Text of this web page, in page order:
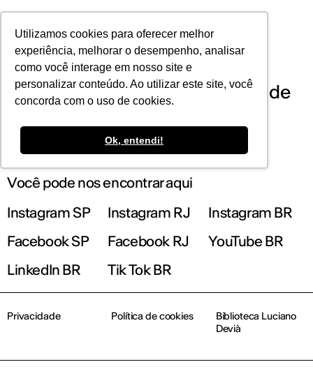
Utilizamos cookies para oferecer melhor
experiência, melhorar o desempenho, analisar
como você interage em nosso site e
personalizar conteúdo. Ao utilizar este site, você
concorda com o uso de cookies.
Ok, entendi!
POR
Cursos de Extensão no IED Rio de
Janeiro
Você pode nos encontrar aqui
Instagram SP
Instagram RJ
Instagram BR
Facebook SP
Facebook RJ
YouTube BR
LinkedIn BR
Tik Tok BR
Privacidade Política de cookies
Biblioteca Luciano
Devià